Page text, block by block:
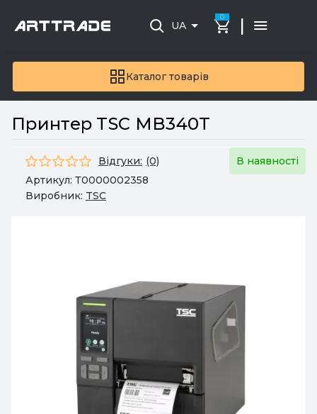
Каталог товарів
UA
0 |
Принтер TSC MB340T
Відгуки: (0)
В наявності
Артикул: Т0000002358
Виробник: TSC